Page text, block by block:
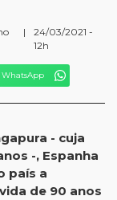
|
24/03/2021 -
12h
WhatsApp
- cuja
-, Espanha
país a
de 90 anos